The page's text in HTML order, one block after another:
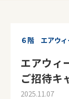
６階 エアウィ
エアウィ
ご招待キ
2025.11.07